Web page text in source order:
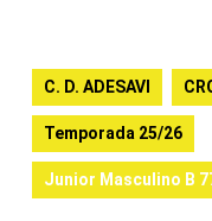
C. D. ADESAVI
Temporada 25/26
Junior Masculino B